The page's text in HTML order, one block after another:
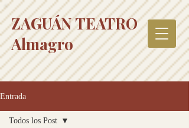
ZAGUÁN TEATRO
Almagro
Entrada
Todos los Post